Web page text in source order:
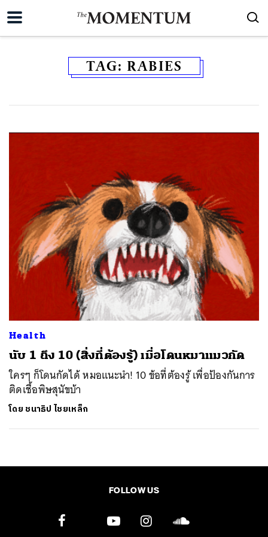
TAG: RABIES
Health
นับ 1 ถึง 10 (สิ่งที่ต้องรู้) เมื่อโดนหมาแมวกัด
ใครๆ ก็โดนกัดได้ หมอแนะนำ! 10 ข้อที่ต้องรู้ เพื่อป้องกันการ
ติดเชื้อพิษสุนัขบ้า
โดย ชนาธิป ไชยเหล็ก
FOLLOW US
ค้นหา
SHARE TWEET LINE EMAIL